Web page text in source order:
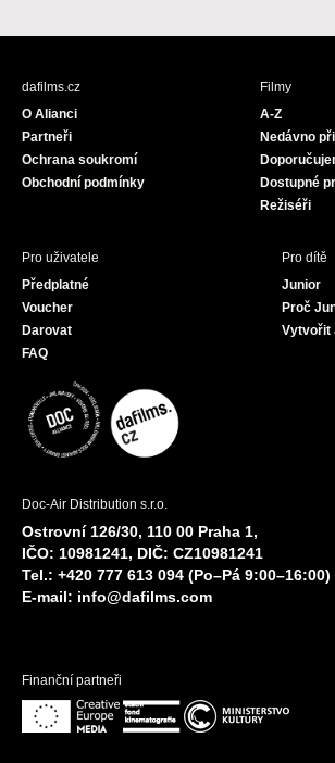
c
s
u
dafilms.cz
O Alianci
Partneři
Ochrana soukromí
Obchodní podmínky
Filmy
A-Z
Nedávno
Dostupné
Režiséři
Pro uživatele
Předplatné
Voucher
Darovat
FAQ
Pro dítě
Junior
Proč
Vytvořit
Doc-Air Distribution s.r.o.
Ostrovní 126/30, 110 00 Praha 1,
IČO: 10981241, DIČ: CZ10981241
Tel.: +420 777 613 094 (Po–Pá 9:00–16:00)
E-mail: info@dafilms.com
Finanční partneři